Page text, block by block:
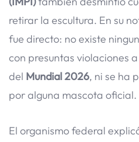
retirar la escultura. En su
fue directo: no existe
con presuntas violaciones
del Mundial 2026, ni se ha
por alguna mascota oficial.
El organismo federal